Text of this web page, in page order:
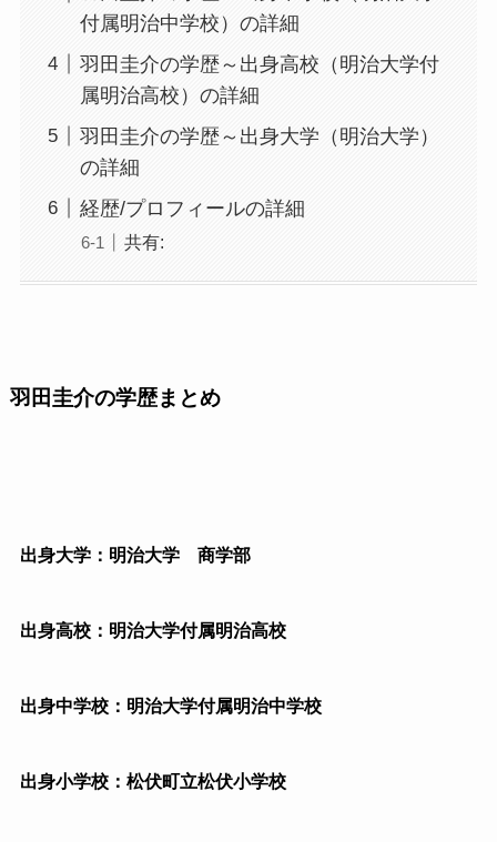
付属明治中学校）の詳細
羽田圭介の学歴～出身高校（明治大学付
属明治高校）の詳細
羽田圭介の学歴～出身大学（明治大学）
の詳細
経歴/プロフィールの詳細
共有:
羽田圭介の学歴まとめ
出身大学：明治大学 商学部
出身高校：明治大学付属明治高校
出身中学校：明治大学付属明治中学校
出身小学校：松伏町立松伏小学校